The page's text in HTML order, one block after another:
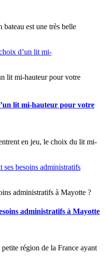
bateau est une très belle
lit mi-hauteur pour votre
lit mi-hauteur pour votre
en jeu, le choix du lit mi-
administratifs à Mayotte ?
administratifs à Mayotte
région de la France ayant